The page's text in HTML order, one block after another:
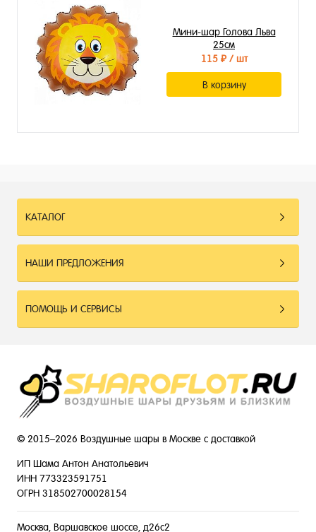
Мини-шар Голова Льва
25см
115 ₽/ шт
В корзину
КАТАЛОГ
НАШИ ПРЕДЛОЖЕНИЯ
ПОМОЩЬ И СЕРВИСЫ
© 2015–2026 Воздушные шары в Москве с доставкой
ИП Шама Антон Анатольевич
ИНН 773323591751
ОГРН 318502700028154
Москва, Варшавское шоссе, д26с2